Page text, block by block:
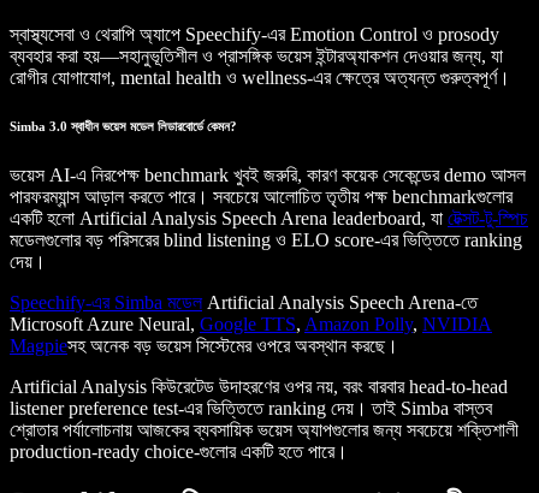
স্বাস্থ্যসেবা ও থেরাপি অ্যাপে Speechify-এর Emotion Control ও prosody
ব্যবহার করা হয়—সহানুভূতিশীল ও প্রাসঙ্গিক ভয়েস ইন্টারঅ্যাকশন দেওয়ার জন্য, যা
রোগীর যোগাযোগ, mental health ও wellness-এর ক্ষেত্রে অত্যন্ত গুরুত্বপূর্ণ।
Simba 3.0 স্বাধীন ভয়েস মডেল লিডারবোর্ডে কেমন?
ভয়েস AI-এ নিরপেক্ষ benchmark খুবই জরুরি, কারণ কয়েক সেকেন্ডের demo আসল
পারফরম্যান্স আড়াল করতে পারে। সবচেয়ে আলোচিত তৃতীয় পক্ষ benchmarkগুলোর
একটি হলো Artificial Analysis Speech Arena leaderboard, যা টেক্সট-টু-স্পিচ
মডেলগুলোর বড় পরিসরের blind listening ও ELO score-এর ভিত্তিতে ranking
দেয়।
Speechify-এর Simba মডেলArtificial Analysis Speech Arena-তে
Microsoft Azure Neural, Google TTS, Amazon Polly, NVIDIA
Magpieসহ অনেক বড় ভয়েস সিস্টেমের ওপরে অবস্থান করছে।
Artificial Analysis কিউরেটেড উদাহরণের ওপর নয়, বরং বারবার head-to-head
listener preference test-এর ভিত্তিতে ranking দেয়। তাই Simba বাস্তব
শ্রোতার পর্যালোচনায় আজকের ব্যবসায়িক ভয়েস অ্যাপগুলোর জন্য সবচেয়ে শক্তিশালী
production-ready choice-গুলোর একটি হতে পারে।